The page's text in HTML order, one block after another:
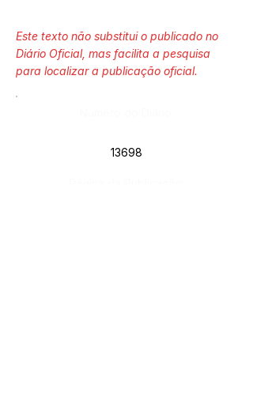
Este texto não substitui o publicado no
Diário Oficial, mas facilita a pesquisa
para localizar a publicação oficial.
13698